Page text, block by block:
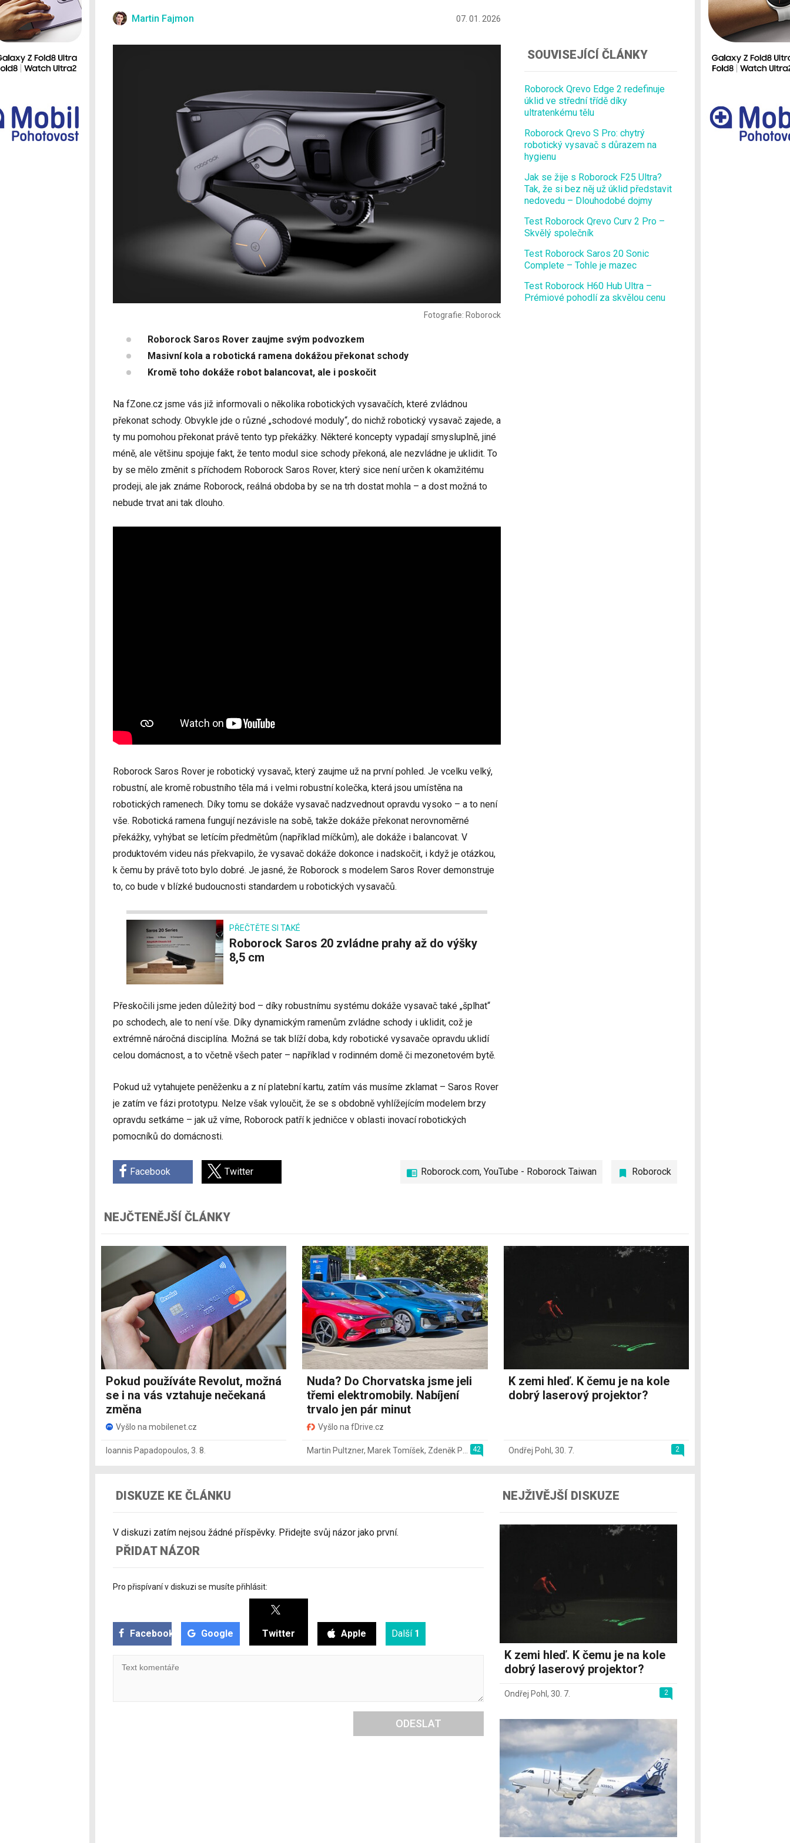
Martin Fajmon 07. 01. 2026
Fotografie: Roborock
Roborock Saros Rover zaujme svým podvozkem
Masivní kola a robotická ramena dokážou překonat schody
Kromě toho dokáže robot balancovat, ale i poskočit
Na fZone.cz jsme vás již informovali o několika robotických vysavačích, které zvládnou
překonat schody. Obvykle jde o různé „schodové moduly“, do nichž robotický vysavač zajede, a
ty mu pomohou překonat právě tento typ překážky. Některé koncepty vypadají smysluplně, jiné
méně, ale většinu spojuje fakt, že tento modul sice schody překoná, ale nezvládne je uklidit. To
by se mělo změnit s příchodem Roborock Saros Rover, který sice není určen k okamžitému
prodeji, ale jak známe Roborock, reálná obdoba by se na trh dostat mohla – a dost možná to
nebude trvat ani tak dlouho.
Roborock Saros Rover je robotický vysavač, který zaujme už na první pohled. Je vcelku velký,
robustní, ale kromě robustního těla má i velmi robustní kolečka, která jsou umístěna na
robotických ramenech. Díky tomu se dokáže vysavač nadzvednout opravdu vysoko – a to není
vše. Robotická ramena fungují nezávisle na sobě, takže dokáže překonat nerovnoměrné
překážky, vyhýbat se letícím předmětům (například míčkům), ale dokáže i balancovat. V
produktovém videu nás překvapilo, že vysavač dokáže dokonce i nadskočit, i když je otázkou,
k čemu by právě toto bylo dobré. Je jasné, že Roborock s modelem Saros Rover demonstruje
to, co bude v blízké budoucnosti standardem u robotických vysavačů.
PŘEČTĚTE SI TAKÉ
Roborock Saros 20 zvládne prahy až do výšky
8,5 cm
Přeskočili jsme jeden důležitý bod – díky robustnímu systému dokáže vysavač také „šplhat“
po schodech, ale to není vše. Díky dynamickým ramenům zvládne schody i uklidit, což je
extrémně náročná disciplína. Možná se tak blíží doba, kdy robotické vysavače opravdu uklidí
celou domácnost, a to včetně všech pater – například v rodinném domě či mezonetovém bytě.
Pokud už vytahujete peněženku a z ní platební kartu, zatím vás musíme zklamat – Saros Rover
je zatím ve fázi prototypu. Nelze však vyloučit, že se s obdobně vyhlížejícím modelem brzy
opravdu setkáme – jak už víme, Roborock patří k jedničce v oblasti inovací robotických
pomocníků do domácnosti.
Roborock.com, YouTube - Roborock Taiwan Roborock
Facebook Twitter
SOUVISEJÍCÍ ČLÁNKY
Roborock Qrevo Edge 2 redefinuje
úklid ve střední třídě díky
ultratenkému tělu
Roborock Qrevo S Pro: chytrý
robotický vysavač s důrazem na
hygienu
Jak se žije s Roborock F25 Ultra?
Tak, že si bez něj už úklid představit
nedovedu – Dlouhodobé dojmy
Test Roborock Qrevo Curv 2 Pro –
Skvělý společník
Test Roborock Saros 20 Sonic
Complete – Tohle je mazec
Test Roborock H60 Hub Ultra –
Prémiové pohodlí za skvělou cenu
NEJČTENĚJŠÍ ČLÁNKY
Pokud používáte Revolut, možná
se i na vás vztahuje nečekaná
změna
Vyšlo na mobilenet.cz
Ioannis Papadopoulos, 3. 8.
Nuda? Do Chorvatska jsme jeli
třemi elektromobily. Nabíjení
trvalo jen pár minut
Vyšlo na fDrive.cz
42
Martin Pultzner, Marek Tomíšek, Zdeněk Pečený
K zemi hleď. K čemu je na kole
dobrý laserový projektor?
2
Ondřej Pohl , 30. 7.
DISKUZE KE ČLÁNKU
V diskuzi zatím nejsou žádné příspěvky. Přidejte svůj názor jako první.
PŘIDAT NÁZOR
Pro přispívaní v diskuzi se musíte přihlásit:
Facebook Google Twitter Apple Další 1
ODESLAT
NEJŽIVĚJŠÍ DISKUZE
K zemi hleď. K čemu je na kole
dobrý laserový projektor?
2
Ondřej Pohl, 30. 7.